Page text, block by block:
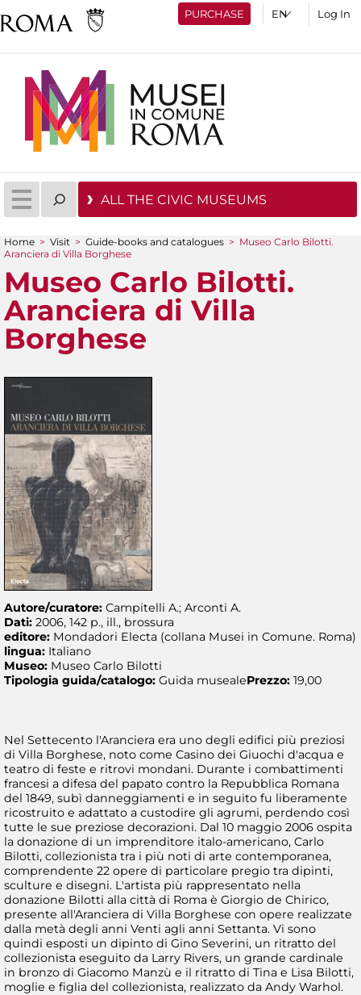
PURCHASE Log In
ALL THE CIVIC MUSEUMS
You are here
Home > Visit > Guide-books and catalogues > Museo Carlo Bilotti.
Aranciera di Villa Borghese
Museo Carlo Bilotti.
Aranciera di Villa
Borghese
Autore/curatore: Campitelli A.; Arconti A.
Dati: 2006, 142 p., ill., brossura
editore: Mondadori Electa (collana Musei in Comune. Roma)
lingua: Italiano
Museo: Museo Carlo Bilotti
Tipologia guida/catalogo: Guida musealePrezzo: 19,00
Nel Settecento l'Aranciera era uno degli edifici più preziosi
di Villa Borghese, noto come Casino dei Giuochi d'acqua e
teatro di feste e ritrovi mondani. Durante i combattimenti
francesi a difesa del papato contro la Repubblica Romana
del 1849, subì danneggiamenti e in seguito fu liberamente
ricostruito e adattato a custodire gli agrumi, perdendo così
tutte le sue preziose decorazioni. Dal 10 maggio 2006 ospita
la donazione di un imprenditore italo-americano, Carlo
Bilotti, collezionista tra i più noti di arte contemporanea,
comprendente 22 opere di particolare pregio tra dipinti,
sculture e disegni. L'artista più rappresentato nella
donazione Bilotti alla città di Roma è Giorgio de Chirico,
presente all'Aranciera di Villa Borghese con opere realizzate
dalla metà degli anni Venti agli anni Settanta. Vi sono
quindi esposti un dipinto di Gino Severini, un ritratto del
collezionista eseguito da Larry Rivers, un grande cardinale
in bronzo di Giacomo Manzù e il ritratto di Tina e Lisa Bilotti,
moglie e figlia del collezionista, realizzato da Andy Warhol.